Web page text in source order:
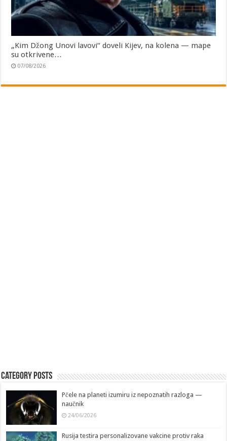
„Kim Džong Unovi lavovi“ doveli Kijev, na kolena — mape
su otkrivene…
07/08/2026
Category Posts
Pčele na planeti izumiru iz nepoznatih razloga —
naučnik
24/06/2026
Rusija testira personalizovane vakcine protiv raka